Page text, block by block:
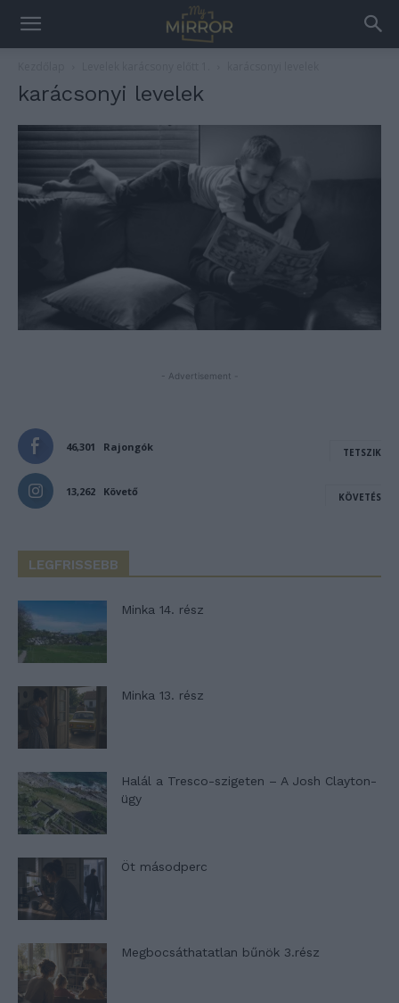
karácsonyi levelek
- Advertisement -
46,301 Rajongók TETSZIK
13,262 Követő KÖVETÉS
LEGFRISSEBB
Minka 14. rész
Minka 13. rész
Halál a Tresco-szigeten – A Josh Clayton-
ügy
Öt másodperc
Megbocsáthatatlan bűnök 3.rész